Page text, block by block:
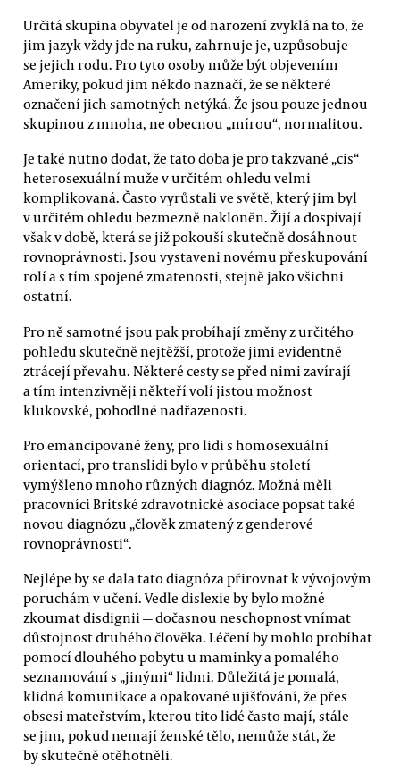
Určitá skupina obyvatel je od narození zvyklá na to, že
jim jazyk vždy jde na ruku, zahrnuje je, uzpůsobuje
se jejich rodu. Pro tyto osoby může být objevením
Ameriky, pokud jim někdo naznačí, že se některé
označení jich samotných netýká. Že jsou pouze jednou
skupinou z mnoha, ne obecnou „mírou“, normalitou.
Je také nutno dodat, že tato doba je pro takzvané „cis“
heterosexuální muže v určitém ohledu velmi
komplikovaná. Často vyrůstali ve světě, který jim byl
v určitém ohledu bezmezně nakloněn. Žijí a dospívají
však v době, která se již pokouší skutečně dosáhnout
rovnoprávnosti. Jsou vystaveni novému přeskupování
rolí a s tím spojené zmatenosti, stejně jako všichni
ostatní.
Pro ně samotné jsou pak probíhají změny z určitého
pohledu skutečně nejtěžší, protože jimi evidentně
ztrácejí převahu. Některé cesty se před nimi zavírají
a tím intenzivněji někteří volí jistou možnost
klukovské, pohodlné nadřazenosti.
Pro emancipované ženy, pro lidi s homosexuální
orientací, pro translidi bylo v průběhu století
vymýšleno mnoho různých diagnóz. Možná měli
pracovníci Britské zdravotnické asociace popsat také
novou diagnózu „člověk zmatený z genderové
rovnoprávnosti“.
Nejlépe by se dala tato diagnóza přirovnat k vývojovým
poruchám v učení. Vedle dislexie by bylo možné
zkoumat disdignii — dočasnou neschopnost vnímat
důstojnost druhého člověka. Léčení by mohlo probíhat
pomocí dlouhého pobytu u maminky a pomalého
seznamování s „jinými“ lidmi. Důležitá je pomalá,
klidná komunikace a opakované ujišťování, že přes
obsesi mateřstvím, kterou tito lidé často mají, stále
se jim, pokud nemají ženské tělo, nemůže stát, že
by skutečně otěhotněli.